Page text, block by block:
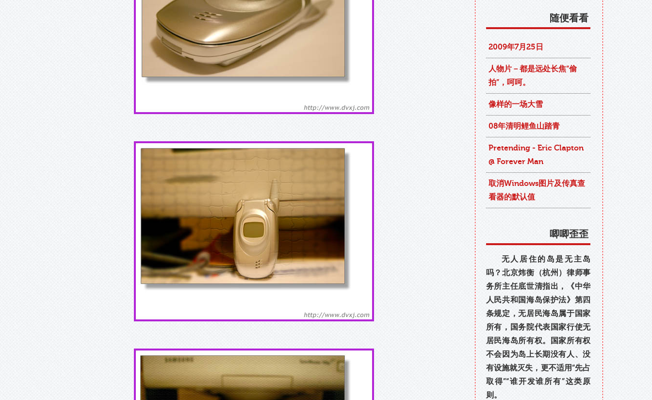
随便看看
2009年7月25日
人物片－都是远处长焦“偷
拍”，呵呵。
像样的一场大雪
08年清明鲤鱼山踏青
Pretending - Eric Clapton
@ Forever Man
取消Windows图片及传真查
看器的默认值
唧唧歪歪
无人居住的岛是无主岛
吗？北京炜衡（杭州）律师事
务所主任底世清指出，《中华
人民共和国海岛保护法》第四
条规定，无居民海岛属于国家
所有，国务院代表国家行使无
居民海岛所有权。国家所有权
不会因为岛上长期没有人、没
有设施就灭失，更不适用“先占
取得”“谁开发谁所有”这类原
则。